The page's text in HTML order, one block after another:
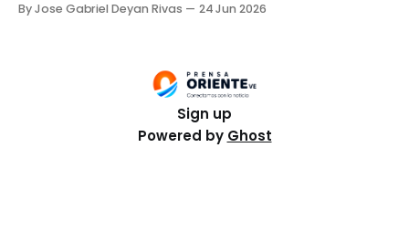
provocados por los terremotos registrados este
By Jose Gabriel Deyan Rivas 24 Jun 2026
Sign up
Powered by Ghost